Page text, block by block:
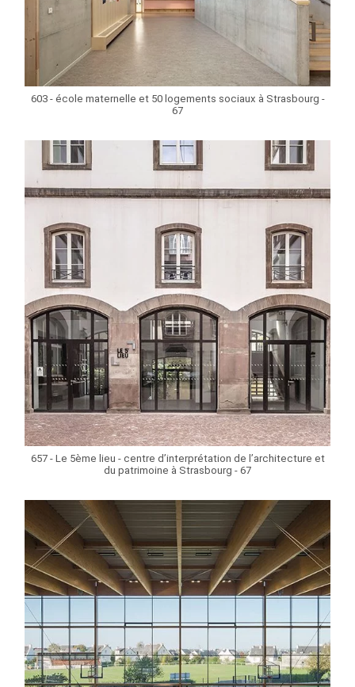
603 - école maternelle et 50 logements sociaux à Strasbourg -
67
657 - Le 5ème lieu - centre d’interprétation de l’architecture et
du patrimoine à Strasbourg - 67